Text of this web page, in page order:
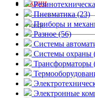
Акции
Пневматика (23)
Приборы и
Разное (56)
Системы
Системы охраны
Трансформаторы
Электронные